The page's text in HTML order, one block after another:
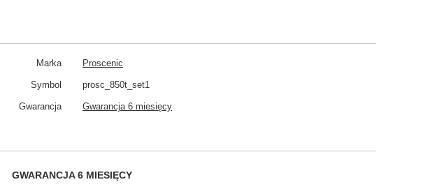
Marka Proscenic
Symbol prosc_850t_set1
Gwarancja Gwarancja 6 miesięcy
GWARANCJA 6 MIESIĘCY